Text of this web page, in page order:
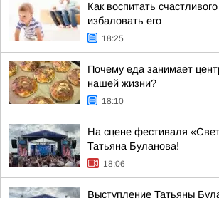
Как воспитать
избаловать его
18:25
Почему еда занимает
нашей жизни?
18:10
На сцене фестиваля
Татьяна Буланова!
18:06
Выступление Татьяны